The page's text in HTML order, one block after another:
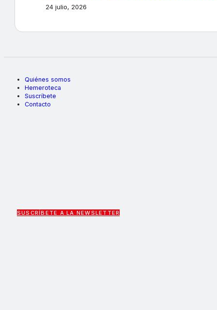
24 julio, 2026
Quiénes somos
Hemeroteca
Suscríbete
Contacto
SUSCRÍBETE A LA NEWSLETTER